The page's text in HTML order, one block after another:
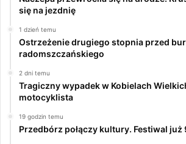
się na jezdnię
1 dzień temu
Ostrzeżenie drugiego stopnia przed
radomszczańskiego
2 dni temu
Tragiczny wypadek w Kobielach
motocyklista
19 godzin temu
Przedbórz połączy kultury. Festiwal już